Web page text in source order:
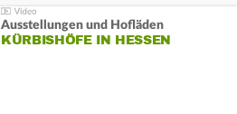
Ausstellungen und Hofläden
KÜRBISHÖFE IN HESSEN